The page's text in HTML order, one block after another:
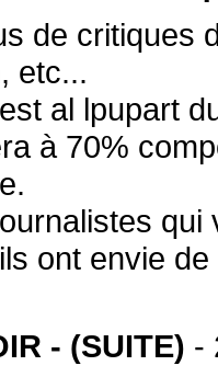
de critiques
etc...
al lpupart
à 70%
ont envie
- (SUITE) -